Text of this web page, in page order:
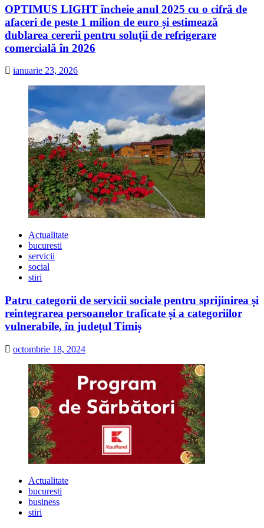
OPTIMUS LIGHT încheie anul 2025 cu o cifră de
afaceri de peste 1 milion de euro și estimează
dublarea cererii pentru soluții de refrigerare
comercială în 2026
ianuarie 23, 2026
Actualitate
bucuresti
servicii
social
stiri
Patru categorii de servicii sociale pentru sprijinirea și
reintegrarea persoanelor traficate și a categoriilor
vulnerabile, în județul Timiș
octombrie 18, 2024
Actualitate
bucuresti
business
stiri